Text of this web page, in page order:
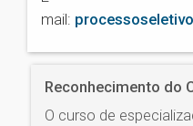
mail:
Reconhecimento do
O curso de